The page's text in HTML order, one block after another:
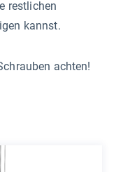
restlichen
kannst.
achten!